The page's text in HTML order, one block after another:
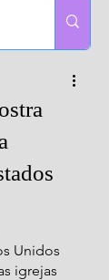
Unidos
igrejas